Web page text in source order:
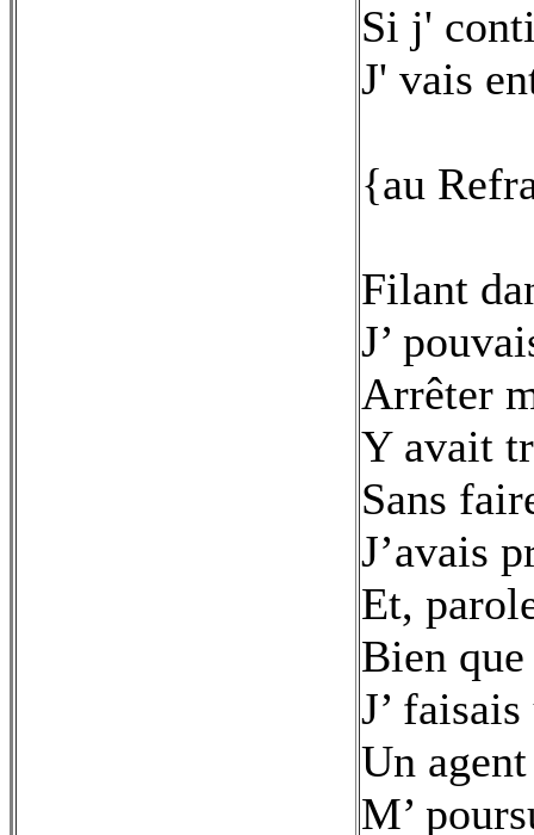
Si j'
J' vais
{au
Filant
J’
Arrêter
Y avait
Sans
J’avais
Et,
Bien
J’
Un
M’